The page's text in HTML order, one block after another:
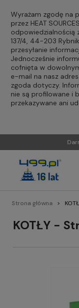
Wyrażam zgodę na
przez HEAT
odpowiedzialnością
137/4, 44-203
przesyłanie
Jednocześnie
cofnięta w
e-mail na nasz adres:
zgoda dotyczy.
nie są profilowane i
przekazywane ani
Strona główna
KOTŁY -